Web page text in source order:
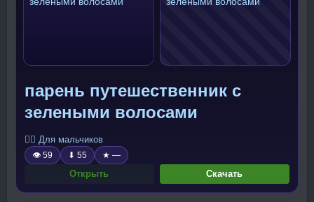
парень путешественник с
зелеными волосами
🧍‍♂️ Для мальчиков
👁 59 ⬇ 55 ★ —
Открыть Скачать